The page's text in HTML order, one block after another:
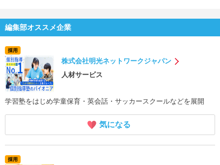
編集部オススメ企業
採用
株式会社明光ネットワークジャパン
人材サービス
学習塾をはじめ学童保育・英会話・サッカースクールなどを展開
気になる
採用